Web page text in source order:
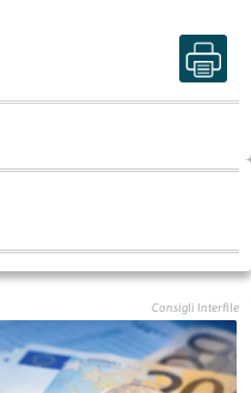
Consigli Interfile